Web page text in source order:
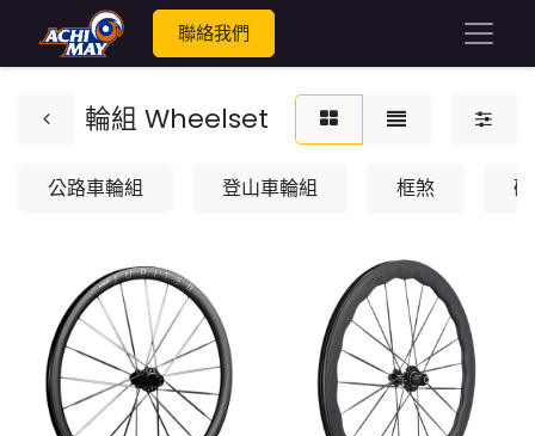
聯絡我們
輪組 Wheelset
公路車輪組 登山車輪組 框煞